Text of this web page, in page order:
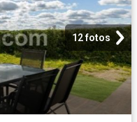
12 fotos